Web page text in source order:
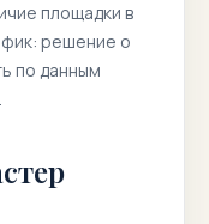
площадки в
решение о
по данным